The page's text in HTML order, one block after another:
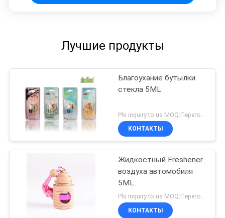
Лучшие продукты
Благоухание бутылки
стекла 5ML
КОНТАКТЫ
Жидкостный Freshener
воздуха автомобиля
5ML
Pls inquiry to us MOQ:Переговоры
КОНТАКТЫ